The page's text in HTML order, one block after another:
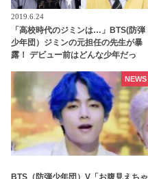
2019.6.24
「高校時代のジミンは…」BTS(防弾
少年団）ジミンの元担任の先生が暴
露！ デビュー前はどんな少年だっ
BTS（防弾少年団）V「お腹見えちゃ
NEWS